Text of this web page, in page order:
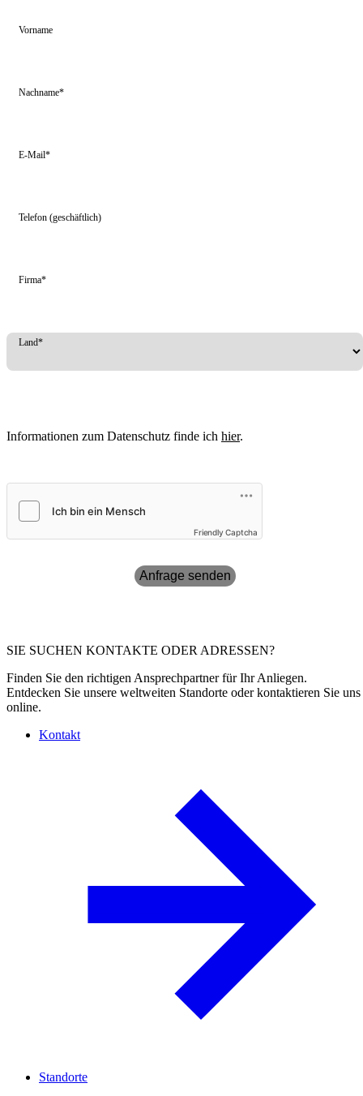
Vorname
Nachname*
E-Mail*
Telefon (geschäftlich)
Firma*
Land*
Informationen zum Datenschutz finde ich hier.
Friendly Captcha
Anfrage senden
SIE SUCHEN KONTAKTE ODER ADRESSEN?
Finden Sie den richtigen Ansprechpartner für Ihr Anliegen.
Entdecken Sie unsere weltweiten Standorte oder kontaktieren Sie uns
online.
Kontakt
Standorte